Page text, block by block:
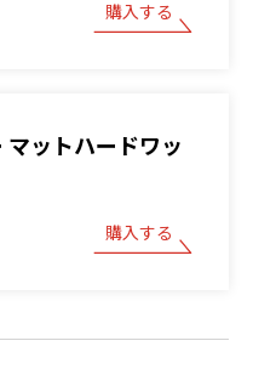
購入する
マットハードワッ
購入する